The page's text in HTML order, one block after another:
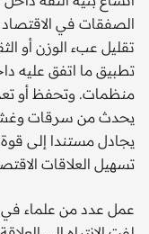
الصفقات في
تقليل عبء الوزن أو
تطبيق ما اتفق عليه
منظمات. وتحفظ أو
يحدث من سرقات وغش
يجادل مستندا إلى
تسهيل العلاقات
عمل عدد من علماء